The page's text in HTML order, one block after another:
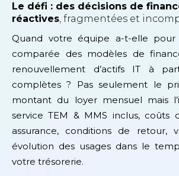
Le défi : des décisions de
réactives, fragmentées et
Quand votre équipe a-t-elle
comparée des modèles de
renouvellement d’actifs IT à
complètes ? Pas seulement le
montant du loyer mensuel mais
service TEM & MMS inclus, coûts
assurance, conditions de retour,
évolution des usages dans le
votre trésorerie.